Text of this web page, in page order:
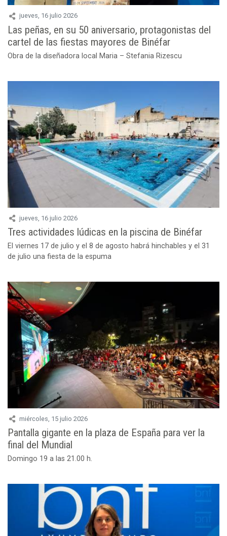
jueves, 16 julio 2026
Las peñas, en su 50 aniversario, protagonistas del
cartel de las fiestas mayores de Binéfar
Obra de la diseñadora local Maria – Stefania Rizescu
jueves, 16 julio 2026
Tres actividades lúdicas en la piscina de Binéfar
El viernes 17 de julio y el 8 de agosto habrá hinchables y el 31
de julio una fiesta de la espuma
miércoles, 15 julio 2026
Pantalla gigante en la plaza de España para ver la
final del Mundial
Domingo 19 a las 21.00 h.